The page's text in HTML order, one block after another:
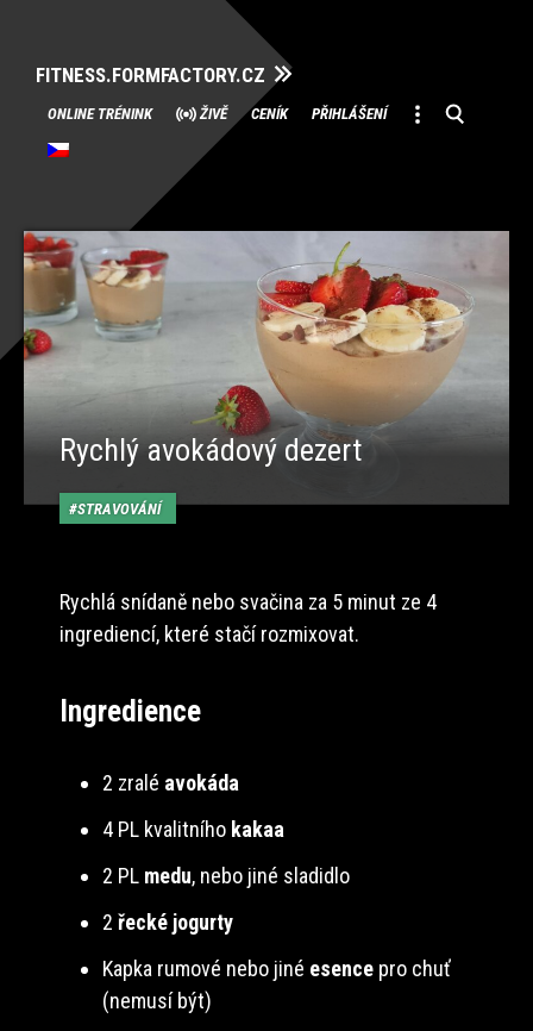
FITNESS.FORMFACTORY.CZ
Přeskočit
na
obsah
ONLINE TRÉNINK ŽIVĚ CENÍK PŘIHLÁŠENÍ
Rychlý avokádový dezert
STRAVOVÁNÍ
Rychlá snídaně nebo svačina za 5 minut ze 4
ingrediencí, které stačí rozmixovat.
Ingredience
2 zralé avokáda
4 PL kvalitního kakaa
2 PL medu, nebo jiné sladidlo
2 řecké jogurty
Kapka rumové nebo jiné esence pro chuť
(nemusí být)